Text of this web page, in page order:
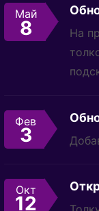
Май
8
На
Фев
3
Окт
12